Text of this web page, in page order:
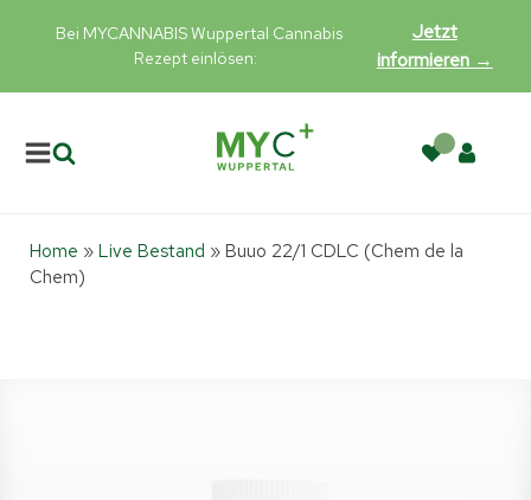
Bei MYCANNABIS Wuppertal Cannabis
Rezept einlösen:
Jetzt
informieren →
Home » Live Bestand » Buuo 22/1 CDLC (Chem de la
Chem)